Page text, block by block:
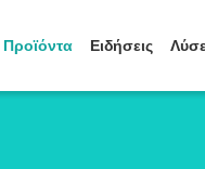
Προϊόντα Ειδήσεις